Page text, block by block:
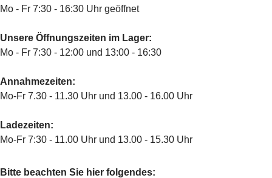
Mo - Fr 7:30 - 16:30 Uhr geöffnet
Unsere Öffnungszeiten im Lager:
Mo - Fr 7:30 - 12:00 und 13:00 - 16:30
Annahmezeiten:
Mo-Fr 7.30 - 11.30 Uhr und 13.00 - 16.00 Uhr
Ladezeiten:
Mo-Fr 7:30 - 11.00 Uhr und 13.00 - 15.30 Uhr
Bitte beachten Sie hier folgendes: